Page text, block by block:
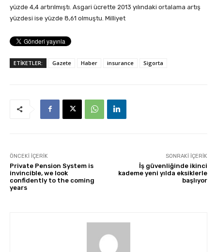
yüzde 4,4 artırılmıştı. Asgari ücrette 2013 yılındaki ortalama artış
yüzdesi ise yüzde 8,61 olmuştu. Milliyet
ETİKETLER: Gazete Haber insurance Sigorta
ÖNCEKI İÇERIK
Private Pension System is
invincible, we look
confidently to the coming
years
SONRAKI İÇERIK
İş güvenliğinde ikinci
kademe yeni yılda eksiklerle
başlıyor